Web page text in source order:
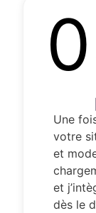
Une
votre
et
et
dès le